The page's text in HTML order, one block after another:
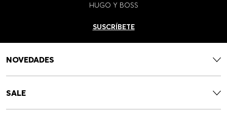
HUGO Y BOSS
SUSCRÍBETE
NOVEDADES
SALE